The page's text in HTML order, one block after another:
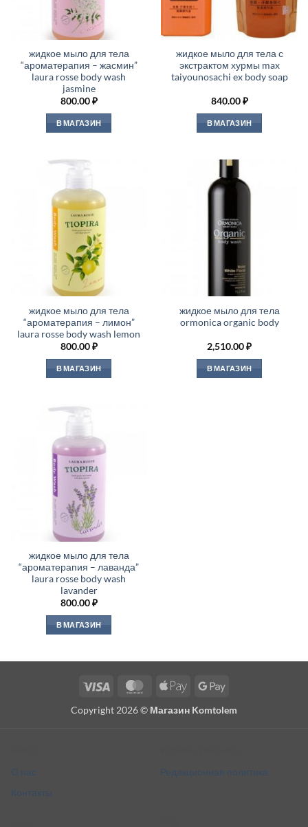
жидкое мыло для тела
“ароматерапия – жасмин”
laura rosse body wash
jasmine
800.00₽
В МАГАЗИН
жидкое мыло для тела с
экстрактом хурмы max
taiyounosachi ex body soap
840.00₽
В МАГАЗИН
жидкое мыло для тела
“ароматерапия – лимон”
laura rosse body wash lemon
800.00₽
В МАГАЗИН
жидкое мыло для тела
ormonica organic body
2,510.00₽
В МАГАЗИН
жидкое мыло для тела
“ароматерапия – лаванда”
laura rosse body wash
lavander
800.00₽
В МАГАЗИН
Visa MasterCardApple
Google
Copyright 2026 © Магазин Komtolem
О нас
Контакты
Редакционная политика